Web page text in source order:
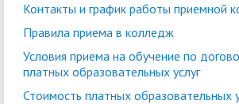
Контакты и график работы приемной
Правила приема в колледж
Условия приема на обучение по
платных образовательных услуг
Стоимость платных образовательных